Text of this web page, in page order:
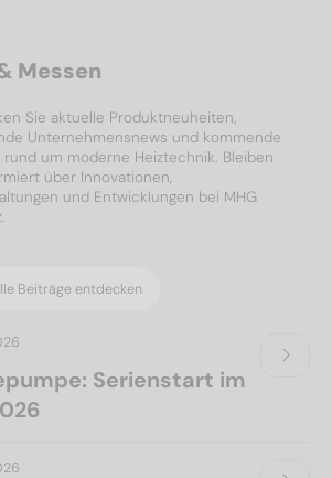
Messen
Sie aktuelle Produktneuheiten,
Unternehmensnews und kommende
rund um moderne Heiztechnik. Bleiben
über Innovationen,
und Entwicklungen bei MHG
Beiträge entdecken
Serienstart im